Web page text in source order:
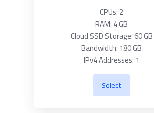
CPUs: 2
RAM: 4 GB
Cloud SSD Storage: 60 GB
Bandwidth: 180 GB
IPv4 Addresses: 1
Select